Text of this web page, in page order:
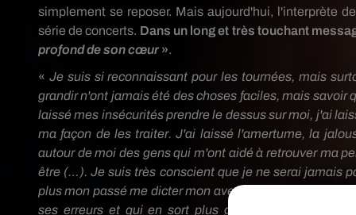
simplement se reposer. Mais aujourd'hui, l'interprète de
série de concerts. Dans un long et très touchant
profond de son cœur».
« Je suis si reconnaissant pour les tournées, mais
grandir n'ont jamais été des choses faciles, mais savoir
laissé mes insécurités prendre le dessus sur moi, j'ai
ma façon de les traiter. J'ai laissé l'amertume, la
autour de moi des gens qui m'ont aidé à retrouver ma
être (…). Je suis très conscient que je ne serai jamais
plus mon passé me dicter mon avenir… Je ne vais plus
ses erreurs et qui en sort plus grand !
Je veux que